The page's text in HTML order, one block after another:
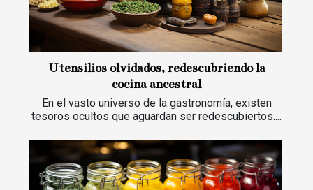
Utensilios olvidados, redescubriendo la
cocina ancestral
En el vasto universo de la gastronomía, existen
tesoros ocultos que aguardan ser redescubiertos....